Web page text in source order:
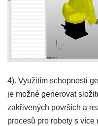
4). Využitím schopnosti
je možné generovat
zakřivených površích a
procesů pro roboty s více